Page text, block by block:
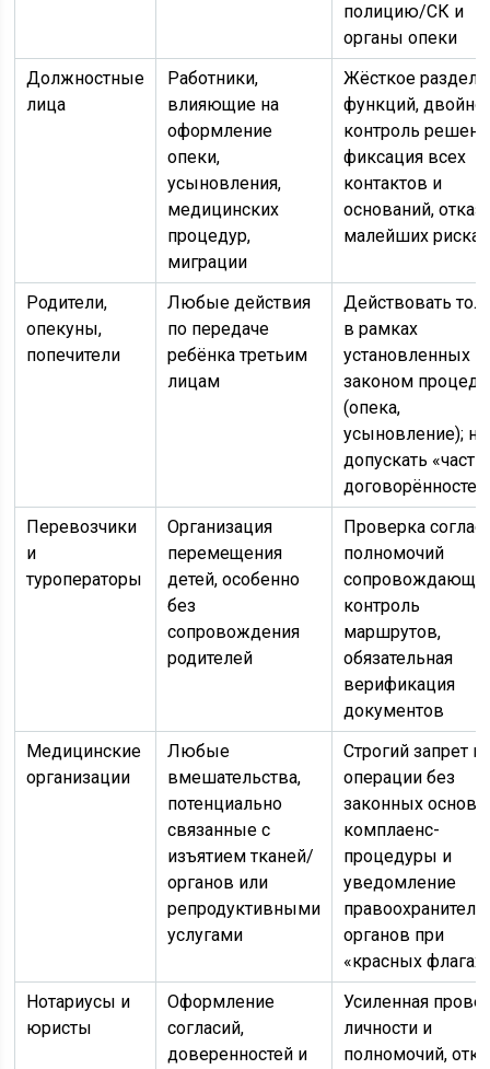
полицию/СК и
органы опеки
Должностные
лица
Работники,
влияющие на
оформление
опеки,
усыновления,
медицинских
процедур,
миграции
Жёсткое
функций,
контроль
фиксация всех
контактов и
оснований, отказ
малейших рисках
Родители,
опекуны,
попечители
Любые действия
по передаче
ребёнка третьим
лицам
Действовать
в рамках
установленных
законом
(опека,
усыновление); не
допускать
Перевозчики
и
туроператоры
Организация
перемещения
детей, особенно
без
сопровождения
родителей
Проверка
полномочий
контроль
маршрутов,
обязательная
верификация
документов
Медицинские
организации
Любые
вмешательства,
потенциально
связанные с
изъятием тканей/
органов или
репродуктивными
услугами
Строгий запрет
операции без
законных
комплаенс-
процедуры и
уведомление
органов при
«красных
Нотариусы и
юристы
Оформление
согласий,
доверенностей и
Усиленная
личности и
полномочий,